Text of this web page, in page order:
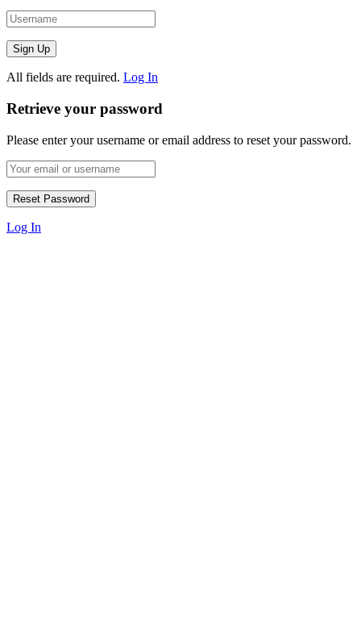
All fields are required. Log In
Retrieve your password
Please enter your username or email address to reset your password.
Log In